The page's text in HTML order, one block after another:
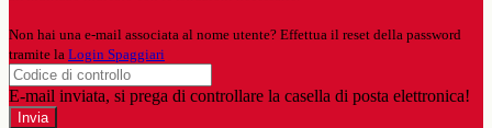
Non hai una e-mail associata al nome utente? Effettua il reset della password
tramite la Login Spaggiari
E-mail inviata, si prega di controllare la casella di posta elettronica!